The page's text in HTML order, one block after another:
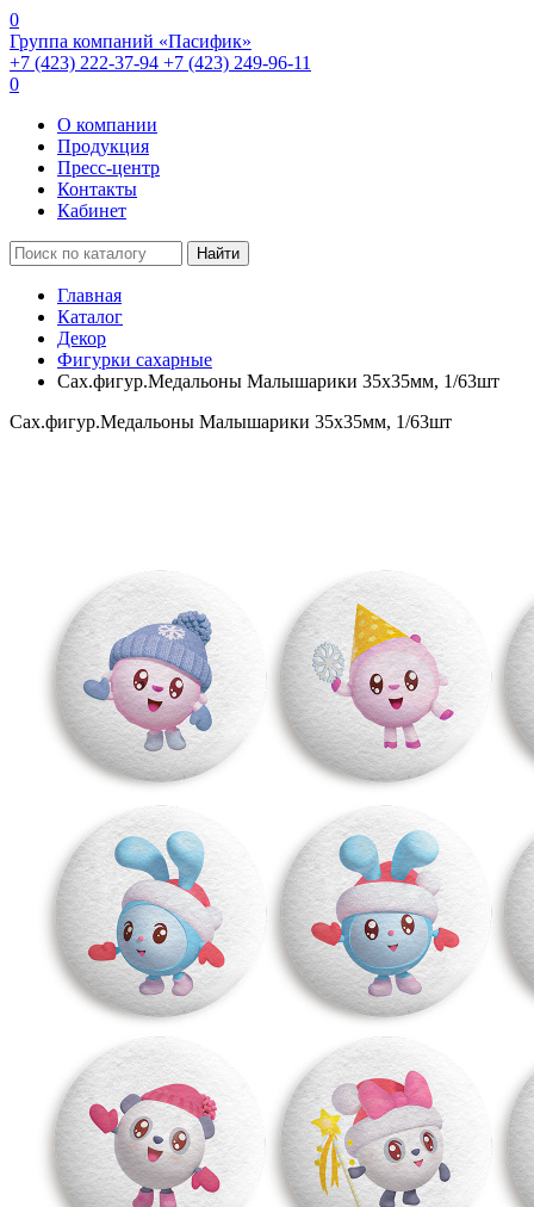
0
Группа компаний «Пасифик»
+7 (423) 222-37-94 +7 (423) 249-96-11
0
О компании
Продукция
Пресс-центр
Контакты
Кабинет
Найти
Главная
Каталог
Декор
Фигурки сахарные
Сах.фигур.Медальоны Малышарики 35х35мм, 1/63шт
Сах.фигур.Медальоны Малышарики 35х35мм, 1/63шт